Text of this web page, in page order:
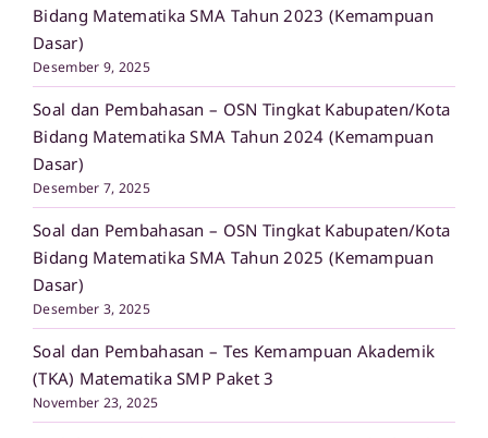
Bidang Matematika SMA Tahun 2023 (Kemampuan
Dasar)
Desember 9, 2025
Soal dan Pembahasan – OSN Tingkat Kabupaten/Kota
Bidang Matematika SMA Tahun 2024 (Kemampuan
Dasar)
Desember 7, 2025
Soal dan Pembahasan – OSN Tingkat Kabupaten/Kota
Bidang Matematika SMA Tahun 2025 (Kemampuan
Dasar)
Desember 3, 2025
Soal dan Pembahasan – Tes Kemampuan Akademik
(TKA) Matematika SMP Paket 3
November 23, 2025